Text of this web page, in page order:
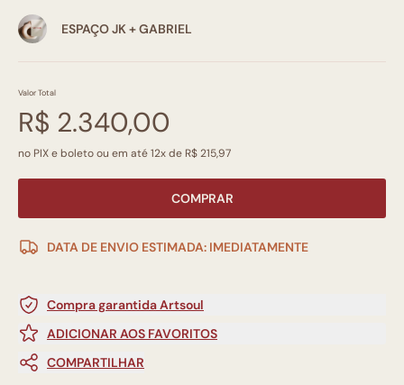
ESPAÇO JK + GABRIEL
Valor Total
R$ 2.340,00
no PIX e boleto ou em até 12x de R$ 215,97
COMPRAR
DATA DE ENVIO ESTIMADA: IMEDIATAMENTE
Compra garantida Artsoul
ADICIONAR AOS FAVORITOS
COMPARTILHAR